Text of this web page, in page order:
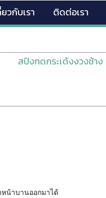
วกับเรา ติดต่อเรา
สปิงกดกระเด้งงวงช้า
น้าบานออกมาได้